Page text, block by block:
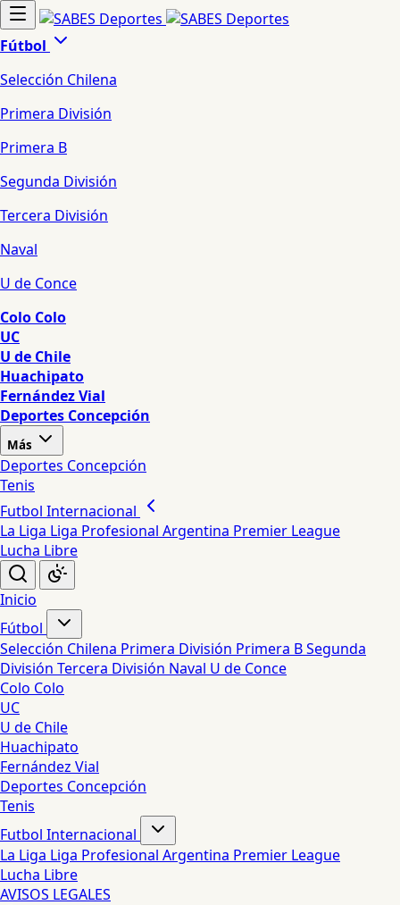
Fútbol
Selección Chilena
Primera División
Primera B
Segunda División
Tercera División
Naval
U de Conce
Colo Colo
UC
U de Chile
Huachipato
Fernández Vial
Deportes Concepción
Más
Deportes Concepción
Tenis
Futbol Internacional
La Liga Liga Profesional Argentina Premier League
Lucha Libre
Inicio
Fútbol
Selección Chilena Primera División Primera BSegunda
División Tercera División Naval U de Conce
Colo Colo
UC
U de Chile
Huachipato
Fernández Vial
Deportes Concepción
Tenis
Futbol Internacional
La Liga Liga Profesional Argentina Premier League
Lucha Libre
AVISOS LEGALES